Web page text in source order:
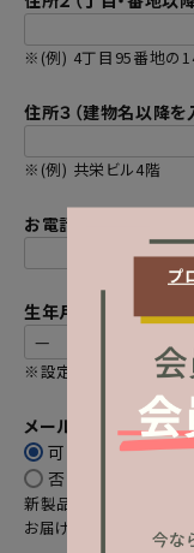
※(例) 4丁目95番地の
住所３（建物名以降を
※(例) 共栄ビル4階
お電話番号
須
生年月日
※設定すると変更でき
メールマガジンの購
可
否
新製品やセール情報、
お届けします。